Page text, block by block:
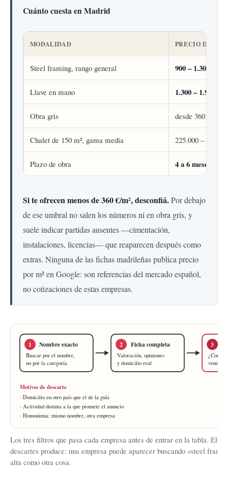
Cuánto cuesta en Madrid
MODALIDAD PRECIO DE
Steel framing, rango general 900 – 1.300 €/m²
Llave en mano 1.300 – 1.900 €/
Obra gris desde 360 €/m²
Chalet de 150 m², gama media 225.000 –
Plazo de obra 4 a 6 meses
Si te ofrecen menos de 360 €/m², desconfiá.Por debajo
de ese umbral no salen los números ni en obra gris, y
suele indicar partidas ausentes —cimentación,
instalaciones, licencias— que reaparecen después como
extras. Ninguna de las fichas madrileñas publica precio
por m² en Google: son referencias del mercado español,
no cotizaciones de estas empresas.
1 Nombre exacto
Buscar por el nombre,
no por la categoría
2 Ficha completa
Valoración, opiniones
y domicilio real
3
vende
Motivos de descarte
· Domicilio en otro país que el de la guía
· Actividad distinta a la que promete el anuncio
· Homonimia: mismo nombre, otra empresa
Los tres filtros que pasa cada empresa antes de entrar en la tabla. El
descartes produce: una empresa puede aparecer buscando «steel
alta como otra cosa.